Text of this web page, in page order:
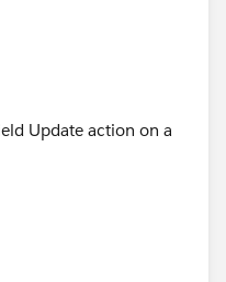
Update action on a